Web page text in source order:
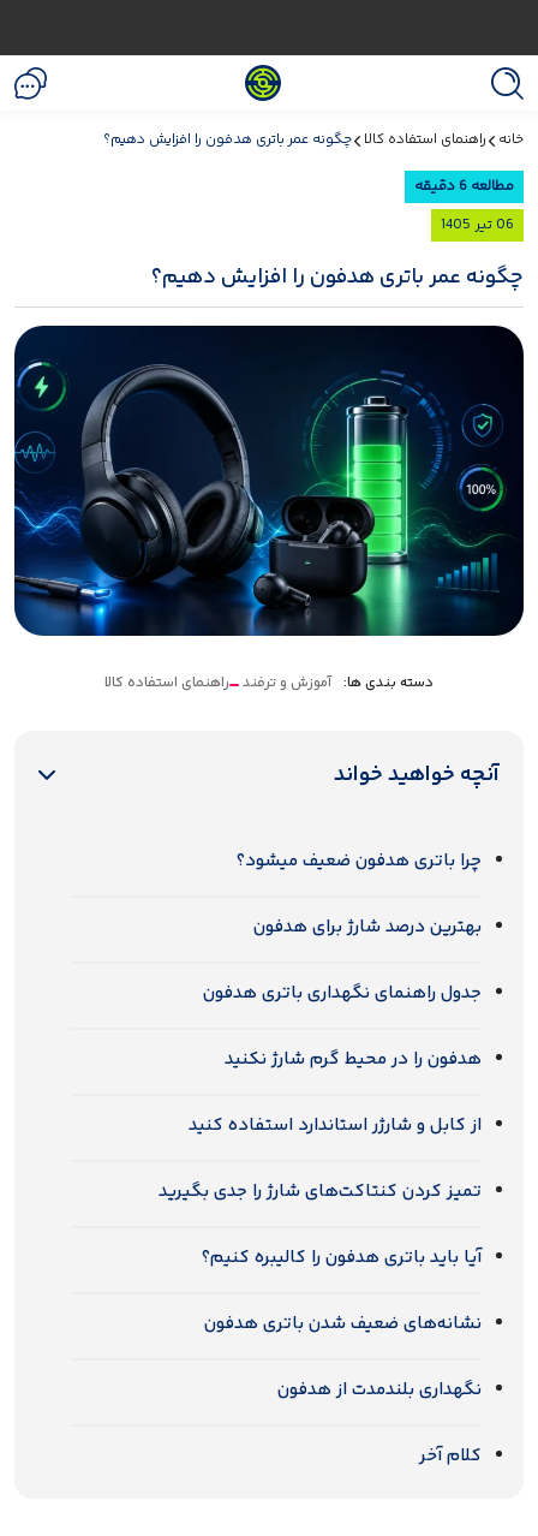
خانه راهنمای استفاده کالا چگونه عمر باتری هدفون را افزایش دهیم؟
مطالعه 6 دقیقه
06 تیر 1405
چگونه عمر باتری هدفون را افزایش دهیم؟
دسته بندی ها: آموزش و ترفند راهنمای استفاده کالا
آنچه خواهید خواند
چرا باتری هدفون ضعیف میشود؟
بهترین درصد شارژ برای هدفون
جدول راهنمای نگهداری باتری هدفون
هدفون را در محیط گرم شارژ نکنید
از کابل و شارژر استاندارد استفاده کنید
تمیز کردن کنتاکت‌های شارژ را جدی بگیرید
آیا باید باتری هدفون را کالیبره کنیم؟
نشانه‌های ضعیف شدن باتری هدفون
نگهداری بلندمدت از هدفون
کلام آخر